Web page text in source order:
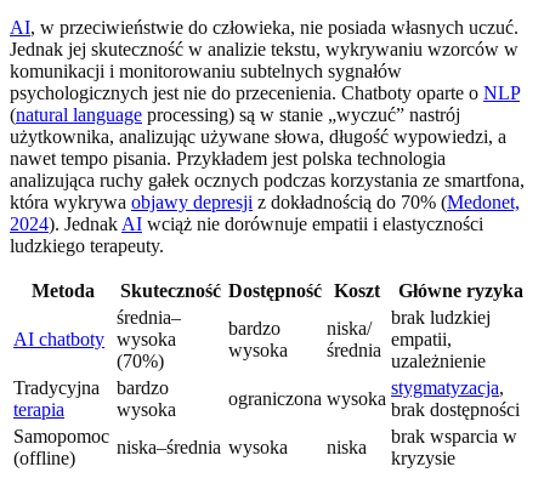
AI, w przeciwieństwie do człowieka, nie posiada własnych uczuć.
Jednak jej skuteczność w analizie tekstu, wykrywaniu wzorców w
komunikacji i monitorowaniu subtelnych sygnałów
psychologicznych jest nie do przecenienia. Chatboty oparte o NLP
(natural language processing) są w stanie „wyczuć” nastrój
użytkownika, analizując używane słowa, długość wypowiedzi, a
nawet tempo pisania. Przykładem jest polska technologia
analizująca ruchy gałek ocznych podczas korzystania ze smartfona,
która wykrywa objawy depresji z dokładnością do 70% (Medonet,
2024). Jednak AI wciąż nie dorównuje empatii i elastyczności
ludzkiego terapeuty.
Metoda Skuteczność Dostępność Koszt Główne ryzyka
AI chatboty
średnia–
wysoka
(70%)
bardzo
wysoka
niska/
średnia
brak ludzkiej
empatii,
uzależnienie
Tradycyjna
terapia
bardzo
wysoka
ograniczona wysoka
stygmatyzacja,
brak dostępności
Samopomoc
(offline)
niska–średnia wysoka niska
brak wsparcia w
kryzysie